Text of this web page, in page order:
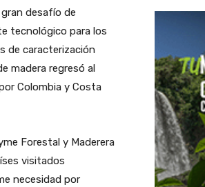
gran desafío de
tecnológico para los
de caracterización
madera regresó al
Colombia y Costa
Forestal y Maderera
visitados
necesidad por